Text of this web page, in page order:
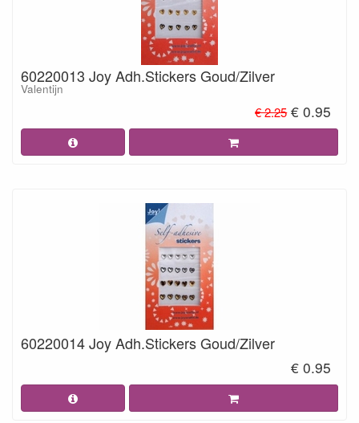
60220013 Joy Adh.Stickers Goud/Zilver
Valentijn
€ 2.25 € 0.95
60220014 Joy Adh.Stickers Goud/Zilver
€ 0.95